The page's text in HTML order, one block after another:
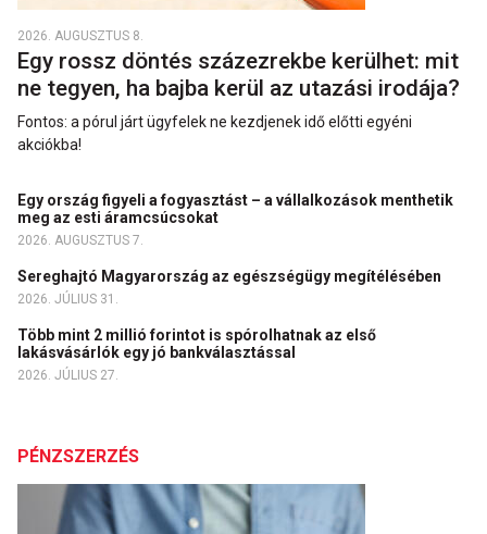
2026. AUGUSZTUS 8.
Egy rossz döntés százezrekbe kerülhet: mit
ne tegyen, ha bajba kerül az utazási irodája?
Fontos: a pórul járt ügyfelek ne kezdjenek idő előtti egyéni
akciókba!
Egy ország figyeli a fogyasztást – a vállalkozások menthetik
meg az esti áramcsúcsokat
2026. AUGUSZTUS 7.
Sereghajtó Magyarország az egészségügy megítélésében
2026. JÚLIUS 31.
Több mint 2 millió forintot is spórolhatnak az első
lakásvásárlók egy jó bankválasztással
2026. JÚLIUS 27.
PÉNZSZERZÉS